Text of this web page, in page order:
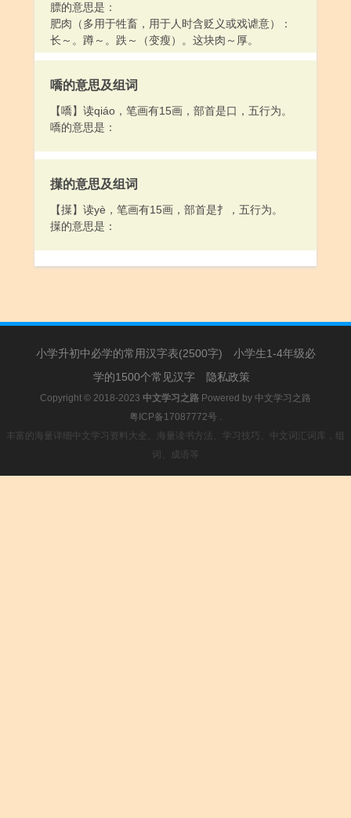
膘的意思是：
肥肉（多用于牲畜，用于人时含贬义或戏谑意）：
长～。蹲～。跌～（变瘦）。这块肉～厚。
嘺的意思及组词
【嘺】读qiáo，笔画有15画，部首是口，五行为。
嘺的意思是：
擛的意思及组词
【擛】读yè，笔画有15画，部首是扌，五行为。
擛的意思是：
小学升初中必学的常用汉字表(2500字)
小学生1-4年级必
学的1500个常见汉字
隐私政策
Copyright © 2018-2023 中文学习之路 Powered by 中文学习之路
粤ICP备17087772号 .
丰富的海量详细中文学习资料大全。海量读书方法、学习技巧、中文词汇词库，组
词、成语等